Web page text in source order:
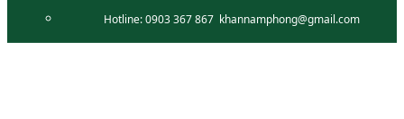
Hotline:0903 367 867 khannamphong@gmail.com